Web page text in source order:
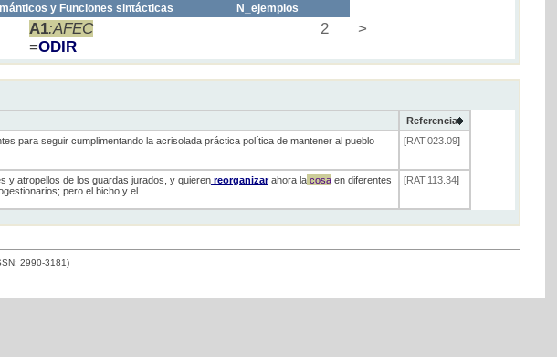
y Funciones sintácticas N_ejemplos
A1:AFEC
=ODIR
2 >
Referencia
para seguir cumplimentando la acrisolada práctica política de mantener al pueblo
[RAT:023.09]
y atropellos de los guardas jurados, y quierenreorganizarahora lacosaen diferentes
pero el bicho y el
[RAT:113.34]
2990-3181)